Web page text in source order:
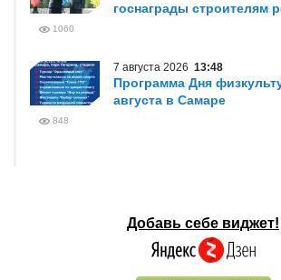
госнаграды строителям
1060
7 августа 2026 13:48
Программа Дня
августа в Самаре
848
Добавь себе виджет!